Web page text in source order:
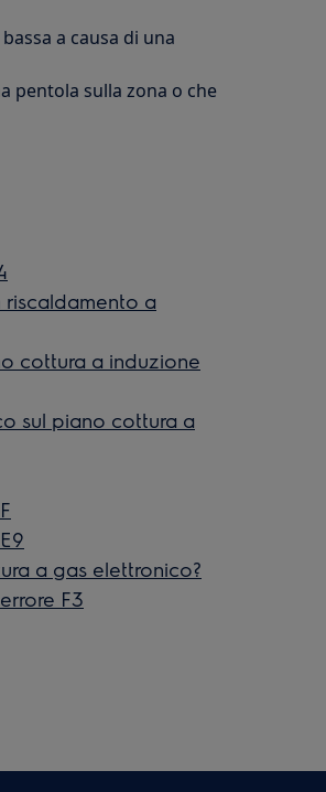
a causa di una
pentola sulla zona o che
a
cottura a induzione
sul piano cottura a
a gas elettronico?
F3